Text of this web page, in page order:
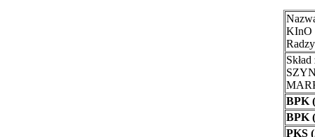
Skład
BPK
BPK
PKS